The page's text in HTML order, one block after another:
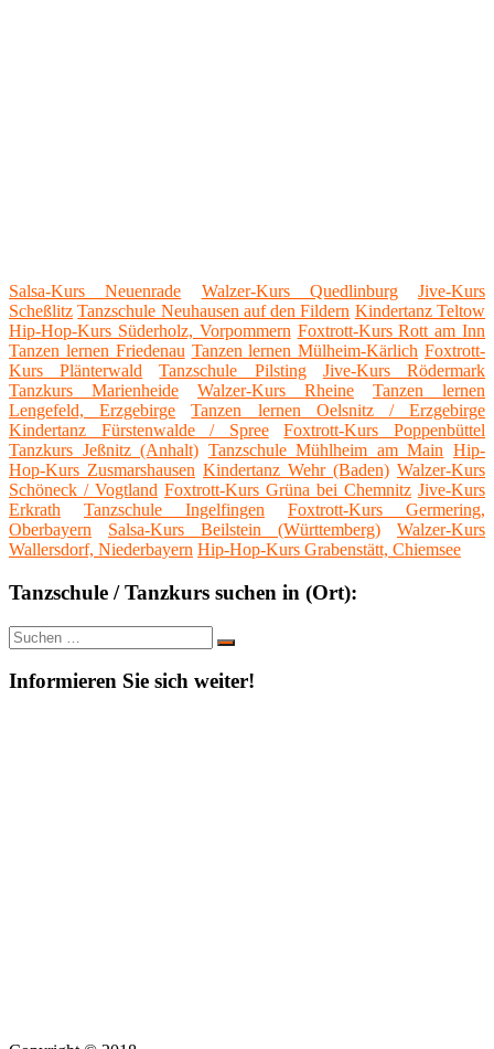
Salsa-Kurs Neuenrade Walzer-Kurs Quedlinburg
Jive-Kurs
Scheßlitz Tanzschule Neuhausen auf den Fildern Kindertanz Teltow
Hip-Hop-Kurs Süderholz, Vorpommern Foxtrott-Kurs Rott am Inn
Tanzen lernen Friedenau Tanzen lernen Mülheim-Kärlich Foxtrott-
Kurs Plänterwald
Tanzschule Pilsting
Jive-Kurs Rödermark
Tanzkurs Marienheide
Walzer-Kurs Rheine
Tanzen lernen
Lengefeld, Erzgebirge
Tanzen lernen Oelsnitz / Erzgebirge
Kindertanz Fürstenwalde / Spree
Foxtrott-Kurs Poppenbüttel
Tanzkurs Jeßnitz (Anhalt) Tanzschule Mühlheim am Main Hip-
Hop-Kurs Zusmarshausen Kindertanz Wehr (Baden) Walzer-Kurs
Schöneck / Vogtland Foxtrott-Kurs Grüna bei Chemnitz Jive-Kurs
Erkrath
Tanzschule Ingelfingen
Foxtrott-Kurs Germering,
Oberbayern
Salsa-Kurs Beilstein (Württemberg)
Walzer-Kurs
Wallersdorf, Niederbayern Hip-Hop-Kurs Grabenstätt, Chiemsee
Tanzschule / Tanzkurs suchen in (Ort):
Suche
nach:
Suchen
Informieren Sie sich weiter!